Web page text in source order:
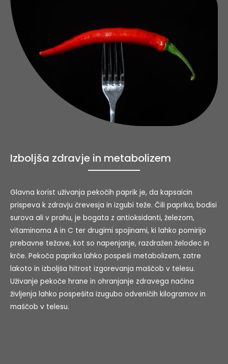
Izboljša zdravje in metabolizem
Glavna korist uživanja pekočih paprik je, da kapsaicin
prispeva k zdravju črevesja in izgubi teže. Čili paprika, bodisi
surova ali v prahu, je bogata z antioksidanti, železom,
vitaminoma A in C ter drugimi spojinami, ki lahko pomirijo
prebavne težave, kot so napenjanje, razdražen želodec in
krče. Pekoča paprika lahko pospeši metabolizem, zatre
lakoto in izboljša hitrost izgorevanja maščob v telesu.
Uživanje pekoče hrane in ohranjanje zdravega načina
življenja lahko pospešita izugubo odveničih kilogramov in
maščob v telesu.